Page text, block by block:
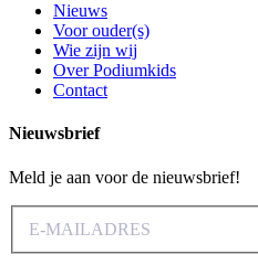
Nieuws
Voor ouder(s)
Wie zijn wij
Over Podiumkids
Contact
Nieuwsbrief
Meld je aan voor de nieuwsbrief!